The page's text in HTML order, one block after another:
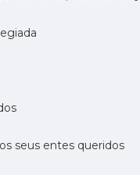
seus entes queridos